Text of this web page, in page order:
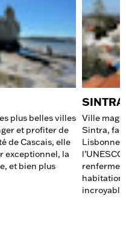
plus belles villes
et profiter de
de Cascais, elle
exceptionnel, la
et bien plus
SINTRA
Ville
Sintra,
Lisbonne.
renferme